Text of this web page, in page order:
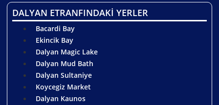
DALYAN ETRANFINDAKİ YERLER
Bacardi Bay
Ekincik Bay
Dalyan Magic Lake
Dalyan Mud Bath
Dalyan Sultaniye
Koycegiz Market
Dalyan Kaunos